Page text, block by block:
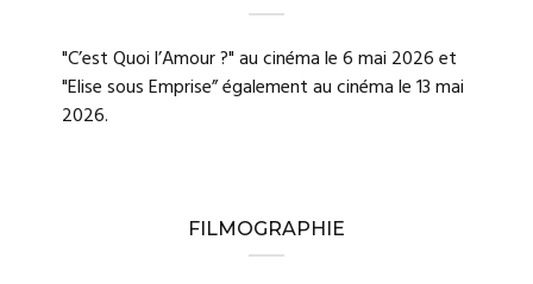
"C’est Quoi l’Amour ?" au cinéma le 6 mai 2026 et
"Elise sous Emprise” également au cinéma le 13 mai
2026.
FILMOGRAPHIE